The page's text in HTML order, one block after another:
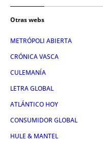
Otras webs
METRÓPOLI ABIERTA
CRÓNICA VASCA
CULEMANÍA
LETRA GLOBAL
ATLÁNTICO HOY
CONSUMIDOR GLOBAL
HULE & MANTEL